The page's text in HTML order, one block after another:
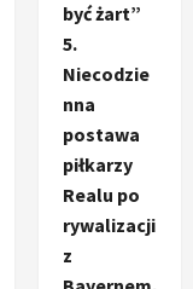
być żart”
5.
Niecodzie
nna
postawa
piłkarzy
Realu po
rywalizacji
z